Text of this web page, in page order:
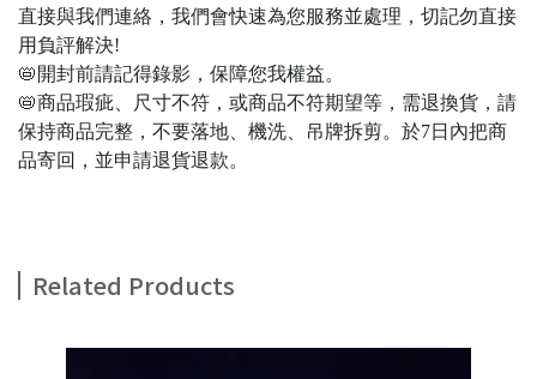
直接與我們連絡，我們會快速為您服務並處理，切記勿直接
用負評解決!
📛開封前請記得錄影，保障您我權益。
📛商品瑕疵、尺寸不符，或商品不符期望等，需退換貨，請
保持商品完整，不要落地、機洗、吊牌拆剪。於7日內把商
品寄回，並申請退貨退款。
Related Products